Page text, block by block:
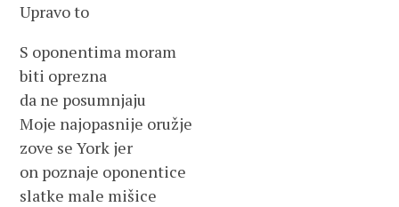
Upravo to
S oponentima moram
biti oprezna
da ne posumnjaju
Moje najopasnije oružje
zove se York jer
on poznaje oponentice
slatke male mišice